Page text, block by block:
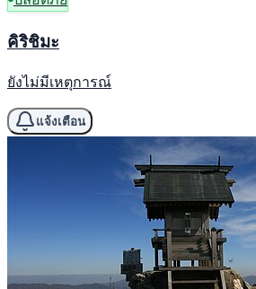
คิริชิมะ
ยังไม่มีเหตุการณ์
แจ้งเตือน